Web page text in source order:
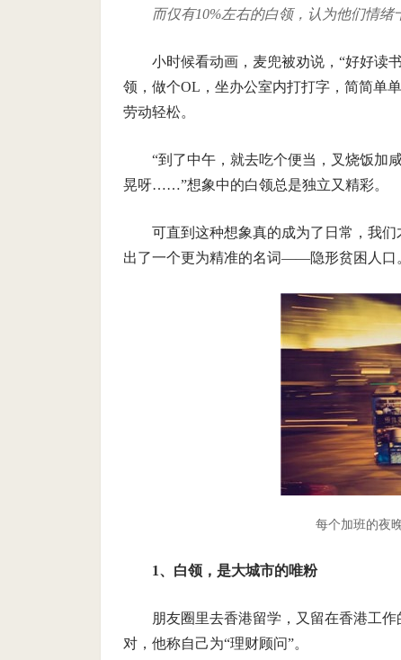
而仅有10%左右的白领，认为他们情绪
小时候看动画，麦兜被劝说，“好好读
领，做个OL，坐办公室内打打字，简简单
劳动轻松。
“到了中午，就去吃个便当，叉烧饭加
晃呀……”想象中的白领总是独立又精彩。
可直到这种想象真的成为了日常，我
出了一个更为精准的名词——隐形贫困人口
每个加班的夜
1、白领，是大城市的唯粉
朋友圈里去香港留学，又留在香港工
对，他称自己为“理财顾问”。